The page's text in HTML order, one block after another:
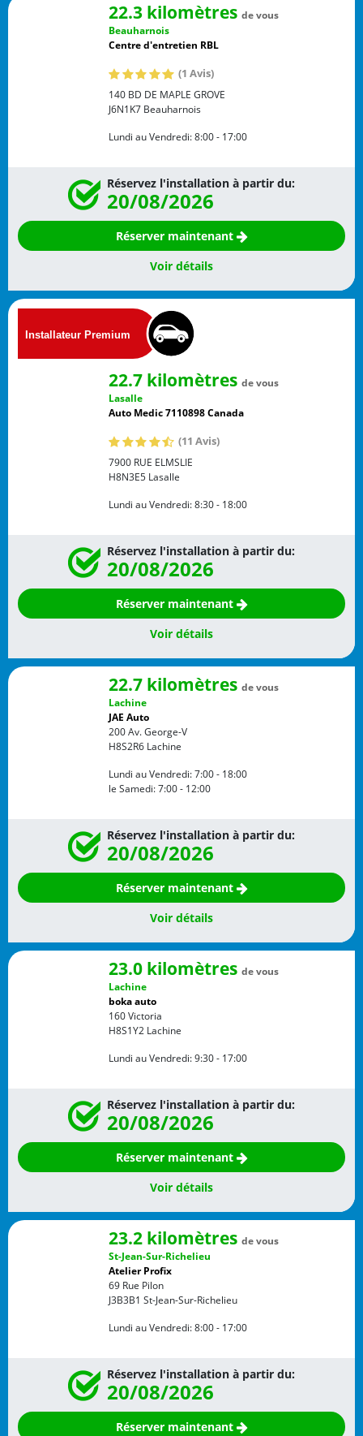
22.3 kilomètres de vous
Beauharnois
Centre d'entretien RBL
(1 Avis)
140 BD DE MAPLE GROVE
J6N1K7 Beauharnois
Lundi au Vendredi:8:00 - 17:00
Réservez l'installation à partir du:
20/08/2026
Réserver maintenant
Voir détails
22.7 kilomètres de vous
Lasalle
Auto Medic 7110898 Canada
(11 Avis)
7900 RUE ELMSLIE
H8N3E5 Lasalle
Lundi au Vendredi:8:30 - 18:00
Réservez l'installation à partir du:
20/08/2026
Réserver maintenant
Voir détails
22.7 kilomètres de vous
Lachine
JAE Auto
200 Av. George-V
H8S2R6 Lachine
Lundi au Vendredi:7:00 - 18:00
le Samedi:7:00 - 12:00
Réservez l'installation à partir du:
20/08/2026
Réserver maintenant
Voir détails
23.0 kilomètres de vous
Lachine
boka auto
160 Victoria
H8S1Y2 Lachine
Lundi au Vendredi:9:30 - 17:00
Réservez l'installation à partir du:
20/08/2026
Réserver maintenant
Voir détails
23.2 kilomètres de vous
St-Jean-Sur-Richelieu
Atelier Profix
69 Rue Pilon
J3B3B1 St-Jean-Sur-Richelieu
Lundi au Vendredi:8:00 - 17:00
Réservez l'installation à partir du:
20/08/2026
Réserver maintenant